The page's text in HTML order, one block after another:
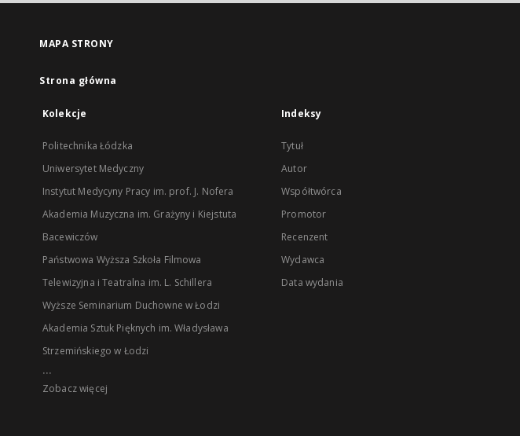
MAPA STRONY
Strona główna
Kolekcje
Politechnika Łódzka
Uniwersytet Medyczny
Instytut Medycyny Pracy im. prof. J. Nofera
Akademia Muzyczna im. Grażyny i Kiejstuta
Bacewiczów
Państwowa Wyższa Szkoła Filmowa
Telewizyjna i Teatralna im. L. Schillera
Wyższe Seminarium Duchowne w Łodzi
Akademia Sztuk Pięknych im. Władysława
Strzemińskiego w Łodzi
...
Zobacz więcej
Indeksy
Tytuł
Autor
Współtwórca
Promotor
Recenzent
Wydawca
Data wydania